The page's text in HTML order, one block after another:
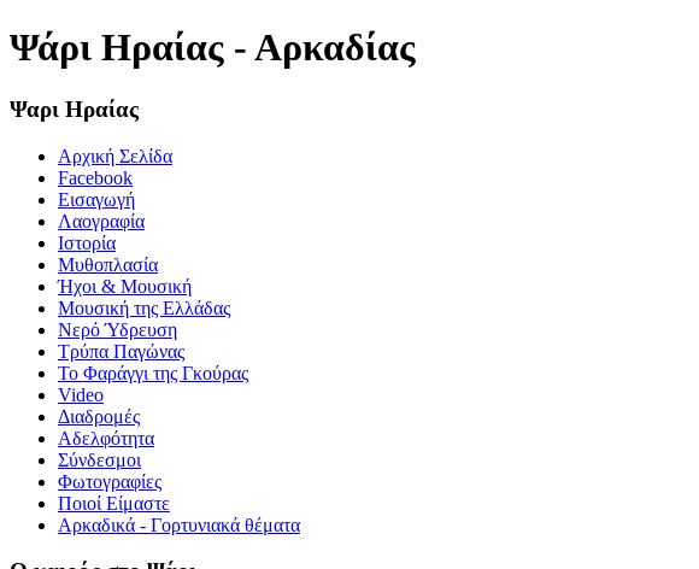
Ψάρι Ηραίας - Αρκαδίας
Ψαρι Ηραίας
Αρχική Σελίδα
Facebook
Εισαγωγή
Λαογραφία
Ιστορία
Μυθοπλασία
Ήχοι & Μουσική
Μουσική της Ελλάδας
Νερό Ύδρευση
Τρύπα Παγώνας
Το Φαράγγι της Γκούρας
Video
Διαδρομές
Αδελφότητα
Σύνδεσμοι
Φωτογραφίες
Ποιοί Είμαστε
Αρκαδικά - Γορτυνιακά θέματα